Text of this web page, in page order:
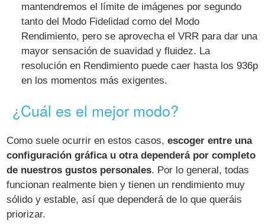
mantendremos el límite de imágenes por segundo
tanto del Modo Fidelidad como del Modo
Rendimiento, pero se aprovecha el VRR para dar una
mayor sensación de suavidad y fluidez. La
resolución en Rendimiento puede caer hasta los 936p
en los momentos más exigentes.
¿Cuál es el mejor modo?
Como suele ocurrir en estos casos,escoger entre una
configuración gráfica u otra dependerá por completo
de nuestros gustos personales. Por lo general, todas
funcionan realmente bien y tienen un rendimiento muy
sólido y estable, así que dependerá de lo que queráis
priorizar.